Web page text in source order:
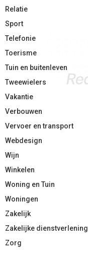
Relatie
Sport
Telefonie
Toerisme
Tuin en buitenleven
Tweewielers
Vakantie
Verbouwen
Vervoer en transport
Webdesign
Wijn
Winkelen
Woning en Tuin
Woningen
Zakelijk
Zakelijke dienstverlening
Zorg